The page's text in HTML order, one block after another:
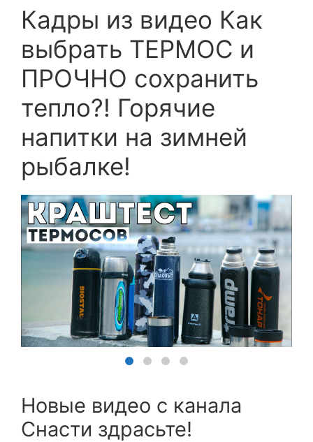
Кадры из видео Как
выбрать ТЕРМОС и
ПРОЧНО сохранить
тепло?! Горячие
напитки на зимней
рыбалке!
Новые видео с канала
Снасти здрасьте!